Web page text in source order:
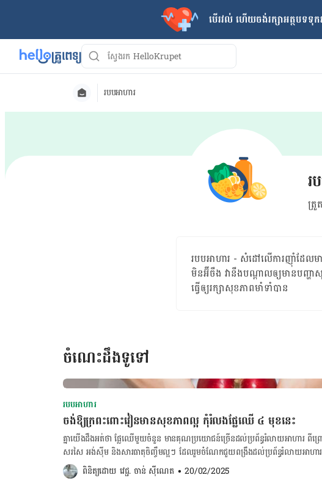
បើរវល់ ហើយចង់​រក្សាអត្ថបទ
របបអាហារ
រ
ត្រួ
របបអាហារ - សំដៅលើ​ការ​ញ៉ាំ​ដែល​ម
មិន​អ៊ីចឹង វា​នឹង​បណ្ដាល​ឲ្យ​មាន​បញ្ហា​សុ
ធ្វើ​ឲ្យ​រក្សា​សុខភាព​មាំទាំ​បាន
ចំណេះដឹងទូទៅ
របបអាហារ
ចង់ឱ្យក្រពះពោះវៀនមានសុខភាពល្អ កុំរំលងផ្លែឈើ ៤ មុខនេះ
គ្នា​យើង​ដឹង​អត់​ថា​​ ផ្លែឈើ​មួយ​ចំនួន​ មាន​គុណប្រយោជន៍​ច្រើន​ដល់​ប្រព័ន្ធ​រំលាយ​អាហារ​ ពីព្រ
សរសៃ​ អង់ស៊ីម និង​សារធាតុ​ចិញ្ចឹម​ល្អ​ៗ ដែល​រួម​ចំណែក​ជួយ​ពង្រឹង​ដល់​ប្រព័ន្ធ​រំលាយ​អាហា
ពោះវៀន។ ខាង​ក្រោម​​នេះ ជា​ប្រភេទ​ផ្លែឈើ​ល្អ​ៗ ដែល​គ្នា​យើង​មិន​គួរ​រំលង​​។ ១. ផ្លែ​ប៉ោម ផ្ល
ដោយ​ជាតិ​សរសៃ​ខ្ពស់ ជួយ​ដល់​ការ​បន្ទោរបង់ និង​បញ្ចៀស​ការ​ទល់លាមក​។ តាម​ការសិក្សា​មួ
ពិនិត្យដោយ វេជ្ជ. ចាន់ ស៊ីណេត • 20/02/2025